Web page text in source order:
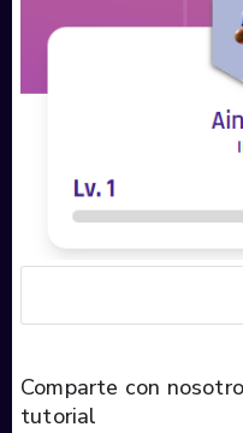
Comparte con
tutorial